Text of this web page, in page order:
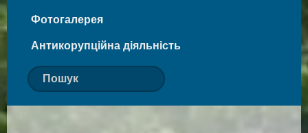
Фотогалерея
Антикорупційна діяльність